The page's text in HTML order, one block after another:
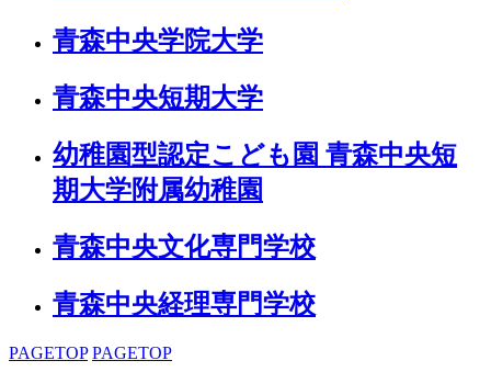
青森中央学院大学
青森中央短期大学
幼稚園型認定こども園 青森中央短
期大学附属幼稚園
青森中央文化専門学校
青森中央経理専門学校
PAGETOP PAGETOP